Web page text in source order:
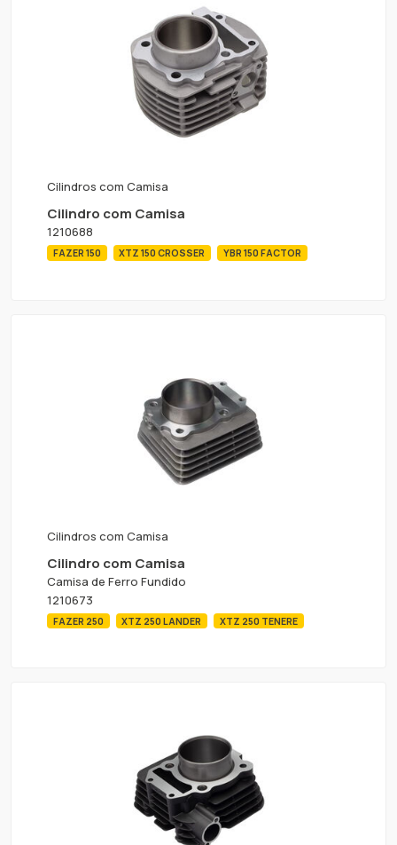
Cilindros com Camisa
Cilindro com Camisa
1210688
FAZER 150 XTZ 150 CROSSER YBR 150 FACTOR
Cilindros com Camisa
Cilindro com Camisa
Camisa de Ferro Fundido
1210673
FAZER 250 XTZ 250 LANDER XTZ 250 TENERE